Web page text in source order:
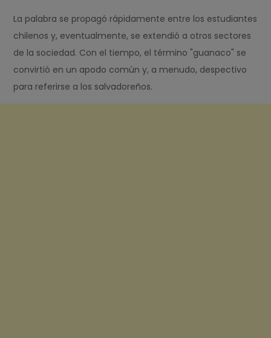
La palabra se propagó rápidamente entre los estudiantes
chilenos y, eventualmente, se extendió a otros sectores
de la sociedad. Con el tiempo, el término "guanaco" se
convirtió en un apodo común y, a menudo, despectivo
para referirse a los salvadoreños.